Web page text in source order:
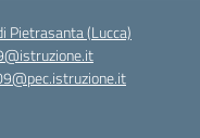
Pietrasanta (Lucca)